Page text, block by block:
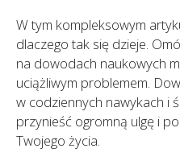
W tym kompleksowym
dlaczego tak się dzieje.
na dowodach naukowych
uciążliwym problemem.
w codziennych nawykach i
przynieść ogromną ulgę i
Twojego życia.